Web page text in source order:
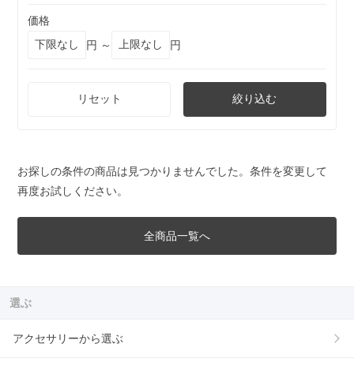
価格
円 ～
円
リセット 絞り込む
お探しの条件の商品は見つかりませんでした。条件を変更して
再度お試しください。
全商品一覧へ
選ぶ
アクセサリーから選ぶ